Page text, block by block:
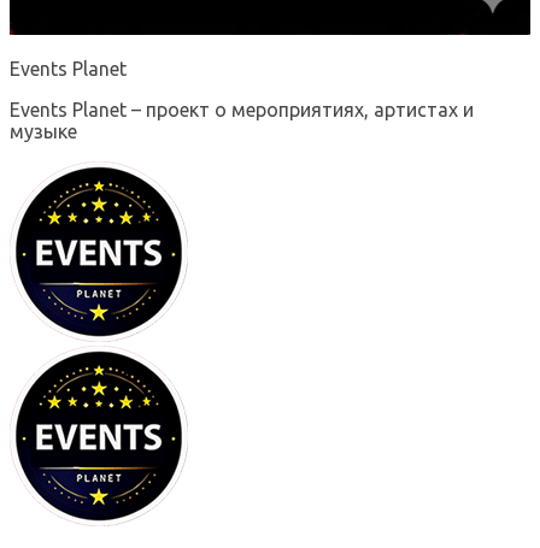
Events Planet
Events Planet – проект о мероприятиях, артистах и
музыке